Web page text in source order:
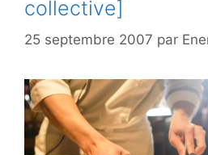
collective]
25 septembre 2007 par